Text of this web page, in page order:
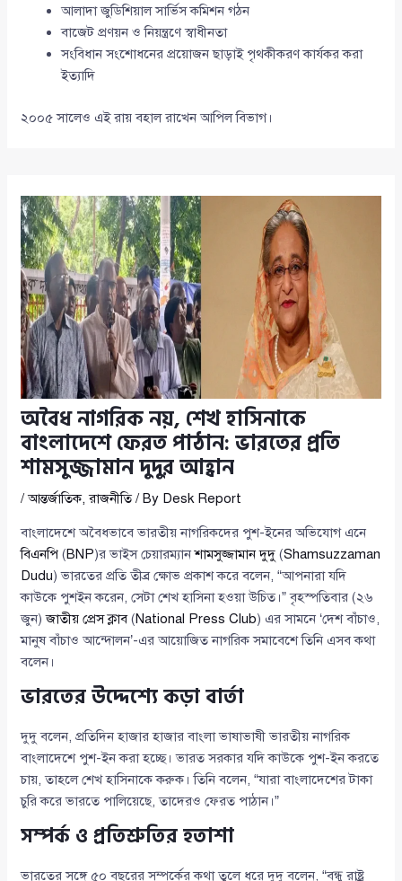
আলাদা জুডিশিয়াল সার্ভিস কমিশন গঠন
বাজেট প্রণয়ন ও নিয়ন্ত্রণে স্বাধীনতা
সংবিধান সংশোধনের প্রয়োজন ছাড়াই পৃথকীকরণ কার্যকর করা
ইত্যাদি
২০০৫ সালেও এই রায় বহাল রাখেন আপিল বিভাগ।
অবৈধ নাগরিক নয়, শেখ হাসিনাকে
বাংলাদেশে ফেরত পাঠান: ভারতের প্রতি
শামসুজ্জামান দুদুর আহ্বান
/আন্তর্জাতিক,রাজনীতি/ By Desk Report
বাংলাদেশে অবৈধভাবে ভারতীয় নাগরিকদের পুশ-ইনের অভিযোগ এনে
বিএনপি (BNP)র ভাইস চেয়ারম্যানশামসুজ্জামান দুদু (Shamsuzzaman
Dudu) ভারতের প্রতি তীব্র ক্ষোভ প্রকাশ করে বলেন, “আপনারা যদি
কাউকে পুশইন করেন, সেটা শেখ হাসিনা হওয়া উচিত।” বৃহস্পতিবার (২৬
জুন)জাতীয় প্রেস ক্লাব(National Press Club) এর সামনে ‘দেশ বাঁচাও,
মানুষ বাঁচাও আন্দোলন’-এর আয়োজিত নাগরিক সমাবেশে তিনি এসব কথা
বলেন।
ভারতের উদ্দেশ্যে কড়া বার্তা
দুদু বলেন, প্রতিদিন হাজার হাজার বাংলা ভাষাভাষী ভারতীয় নাগরিক
বাংলাদেশে পুশ-ইন করা হচ্ছে। ভারত সরকার যদি কাউকে পুশ-ইন করতে
চায়, তাহলে শেখ হাসিনাকে করুক। তিনি বলেন, “যারা বাংলাদেশের টাকা
চুরি করে ভারতে পালিয়েছে, তাদেরও ফেরত পাঠান।”
সম্পর্ক ও প্রতিশ্রুতির হতাশা
ভারতের সঙ্গে ৫০ বছরের সম্পর্কের কথা তুলে ধরে দুদু বলেন, “বন্ধু রাষ্ট্র